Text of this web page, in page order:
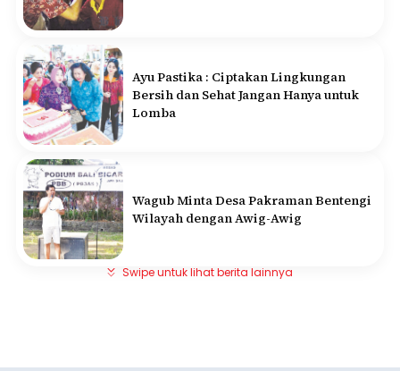
Ayu Pastika : Ciptakan Lingkungan
Bersih dan Sehat Jangan Hanya untuk
Lomba
Wagub Minta Desa Pakraman Bentengi
Wilayah dengan Awig-Awig
Swipe untuk lihat berita lainnya